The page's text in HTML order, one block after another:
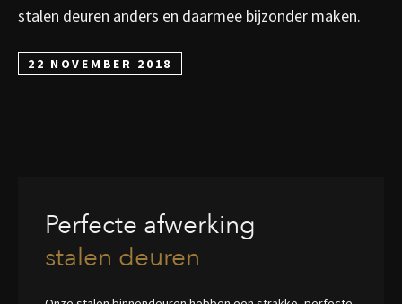
stalen deuren anders en daarmee bijzonder maken.
22 NOVEMBER 2018
Perfecte afwerking
stalen deuren